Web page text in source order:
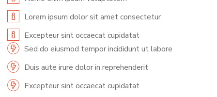
Lorem ipsum dolor sit amet consectetur
Excepteur sint occaecat cupidatat
Sed do eiusmod tempor incididunt ut labore
Duis aute irure dolor in reprehenderit
Excepteur sint occaecat cupidatat